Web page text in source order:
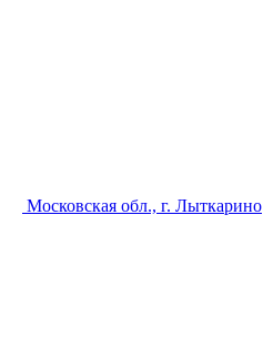
Московская обл., г. Лыткарино